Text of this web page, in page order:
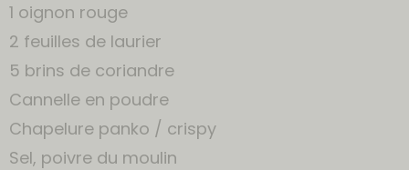
1 oignon rouge
2 feuilles de laurier
5 brins de coriandre
Cannelle en poudre
Chapelure panko / crispy
Sel, poivre du moulin